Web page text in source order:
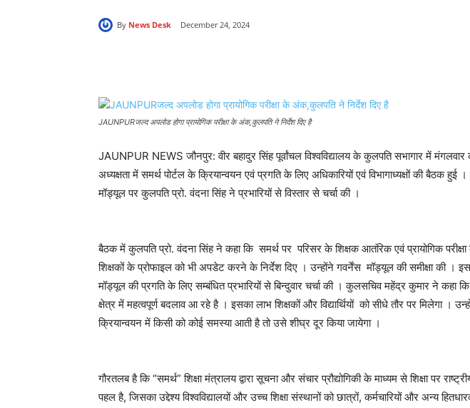
By News Desk December 24, 2024
JAUNPURजल्द अपलोड होगा प्रायोगिक परीक्षा के अंक,कुलपति ने निर्देश दिए है
JAUNPUR NEWS जौनपुर: वीर बहादुर सिंह पूर्वांचल विश्वविद्यालय के कुलपति सभागार में मंगलवार
अध्यक्षता में समर्थ पोर्टल के क्रियान्वयन एवं प्रगति के लिए अधिकारियों एवं विभागाध्यक्षों की बैठक हुई
मॉड्यूल पर कुलपति प्रो. वंदना सिंह ने प्रभारियों से विस्तार से चर्चा की ।
बैठक में कुलपति प्रो. वंदना सिंह ने कहा कि समर्थ पर परिसर के शिक्षक आतंरिक एवं प्रायोगिक
शिक्षकों के प्रोफाइल को भी अपडेट करने के निर्देश दिए । उन्होंने गवर्नेंस मॉड्यूल की समीक्षा की ।
मॉड्यूल की प्रगति के लिए सम्बंधित प्रभारियों से बिन्दुवार चर्चा की । कुलसचिव महेंद्र कुमार ने कहा
क्षेत्र में महत्वपूर्ण बदलाव आ रहे है । इसका लाभ शिक्षकों और विद्यार्थियों को सीधे तौर पर मिलेगा ।
क्रियान्वयन में किसी को कोई समस्या आती है तो उसे शीघ्र दूर किया जायेगा ।
गौरतलब है कि “समर्थ” शिक्षा मंत्रालय द्वारा सूचना और संचार प्रौद्योगिकी के माध्यम से शिक्षा पर
पहल है, जिसका उद्देश्य विश्वविद्यालयों और उच्च शिक्षा संस्थानों को छात्रों, कर्मचारियों और अन्य